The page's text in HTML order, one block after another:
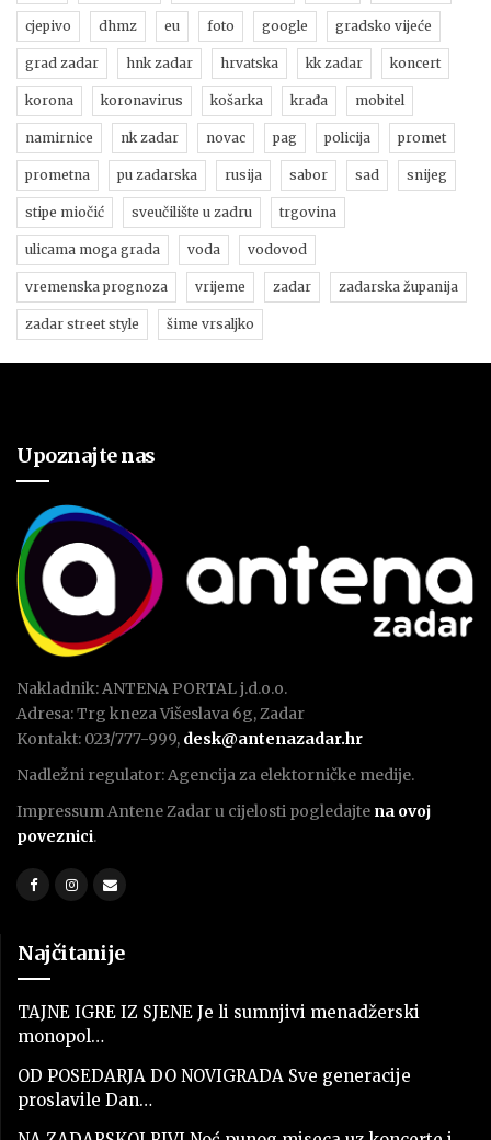
cjepivo dhmz eu foto google gradsko vijeće
grad zadar hnk zadar hrvatska kk zadar koncert
korona koronavirus košarka krađa mobitel
namirnice nk zadar novac pag policija promet
prometna pu zadarska rusija sabor sad snijeg
stipe miočić sveučilište u zadru trgovina
ulicama moga grada voda vodovod
vremenska prognoza vrijeme zadar zadarska županija
zadar street style šime vrsaljko
Upoznajte nas
Nakladnik: ANTENA PORTAL j.d.o.o.
Adresa: Trg kneza Višeslava 6g, Zadar
Kontakt: 023/777-999, desk@antenazadar.hr
Nadležni regulator: Agencija za elektorničke medije.
Impressum Antene Zadar u cijelosti pogledajte na ovoj
poveznici.
Najčitanije
TAJNE IGRE IZ SJENE Je li sumnjivi menadžerski
monopol…
OD POSEDARJA DO NOVIGRADA Sve generacije
proslavile Dan…